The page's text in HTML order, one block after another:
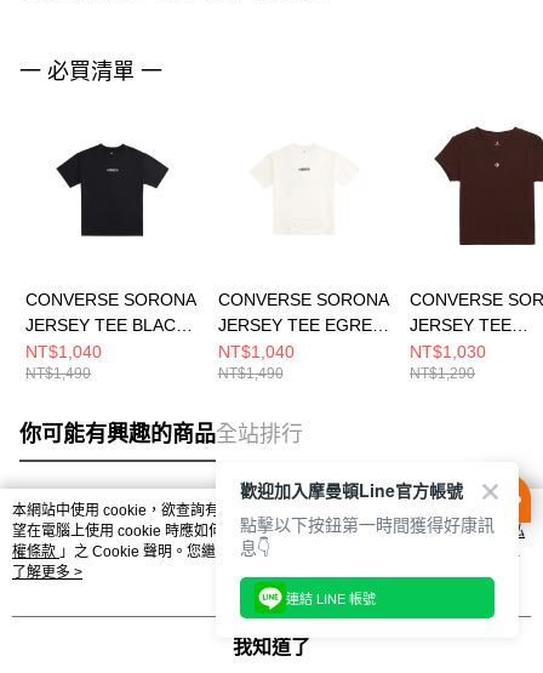
一 必買清單 一
CONVERSE SORONA
JERSEY TEE BLACK
男 短袖上衣 MCH600-
023
NT$1,040
NT$1,490
CONVERSE SORONA
JERSEY TEE EGRET
男 短袖上衣 MCH600-
W2Y
NT$1,040
NT$1,490
CONVERSE
JERSEY TEE
TOTALLY
袖上衣 女 咖啡色
NT$1,030
NT$1,290
你可能有興趣的商品全站排行
熱門標籤
本網站中使用 cookie，欲查詢有關本網站使用 cookie 方式之詳情，及若您不希
望在電腦上使用 cookie 時應如何變更電腦的 cookie 設定，請參閱本網站「
隱私
權條款 」之 Cookie 聲明。您繼續使用本網站即表示您同意本公司得按本網站使
用條款之 Cookie 聲明使用 cookie。
了解更多 >
我知道了
歡迎加入摩曼頓Line官方帳號
點擊以下按鈕第一時間獲得好康訊
息👇
連結 LINE 帳號